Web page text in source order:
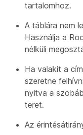
tartalomhoz.
A táblára nem
Használja a
nélküli
Ha valakit a
szeretne
nyitva a
teret.
Az